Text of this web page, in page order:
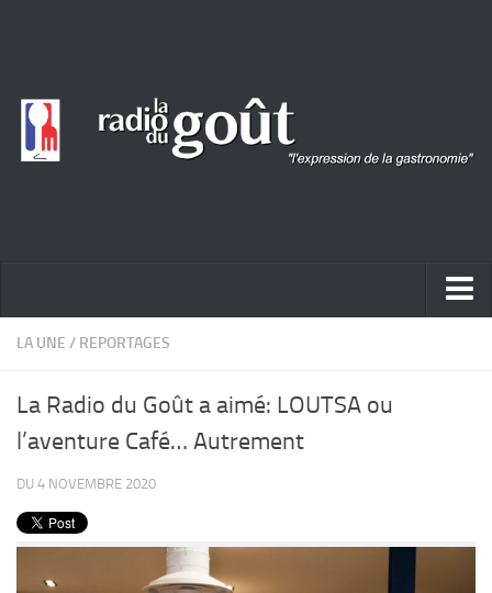
ACTUALITÉ
LA UNE / REPORTAGES
La Radio du Goût a aimé: LOUTSA ou
l’aventure Café… Autrement
DU 4 NOVEMBRE 2020